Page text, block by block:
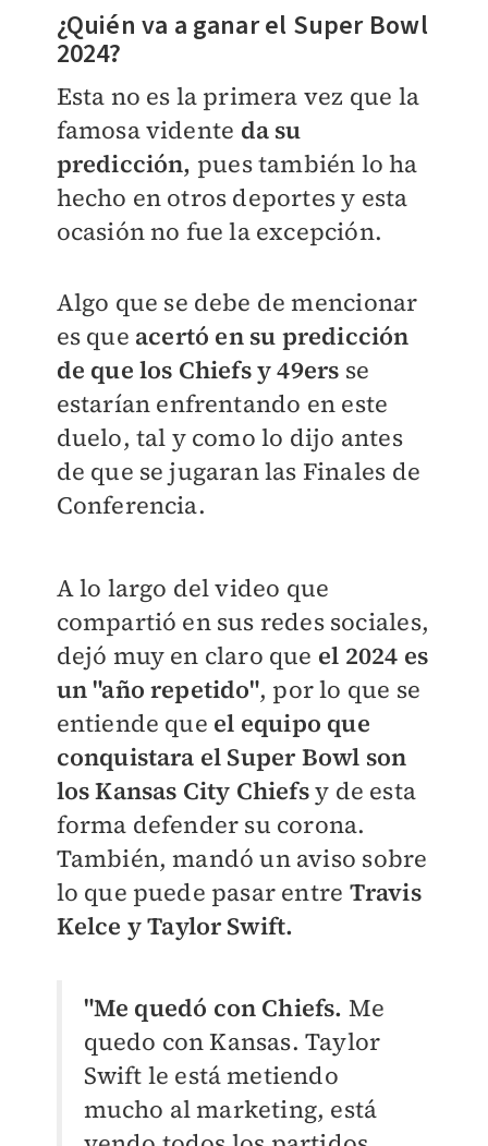
¿Quién va a ganar el Super Bowl
2024?
Esta no es la primera vez que la
famosa vidente da su
predicción, pues también lo ha
hecho en otros deportes y esta
ocasión no fue la excepción.
Algo que se debe de mencionar
es que acertó en su predicción
de que los Chiefs y 49ers se
estarían enfrentando en este
duelo, tal y como lo dijo antes
de que se jugaran las Finales de
Conferencia.
A lo largo del video que
compartió en sus redes sociales,
dejó muy en claro que el 2024 es
un "año repetido", por lo que se
entiende que el equipo que
conquistara el Super Bowl son
los Kansas City Chiefsy de esta
forma defender su corona.
También, mandó un aviso sobre
lo que puede pasar entre Travis
Kelce y Taylor Swift.
"Me quedó con Chiefs. Me
quedo con Kansas. Taylor
Swift le está metiendo
mucho al marketing, está